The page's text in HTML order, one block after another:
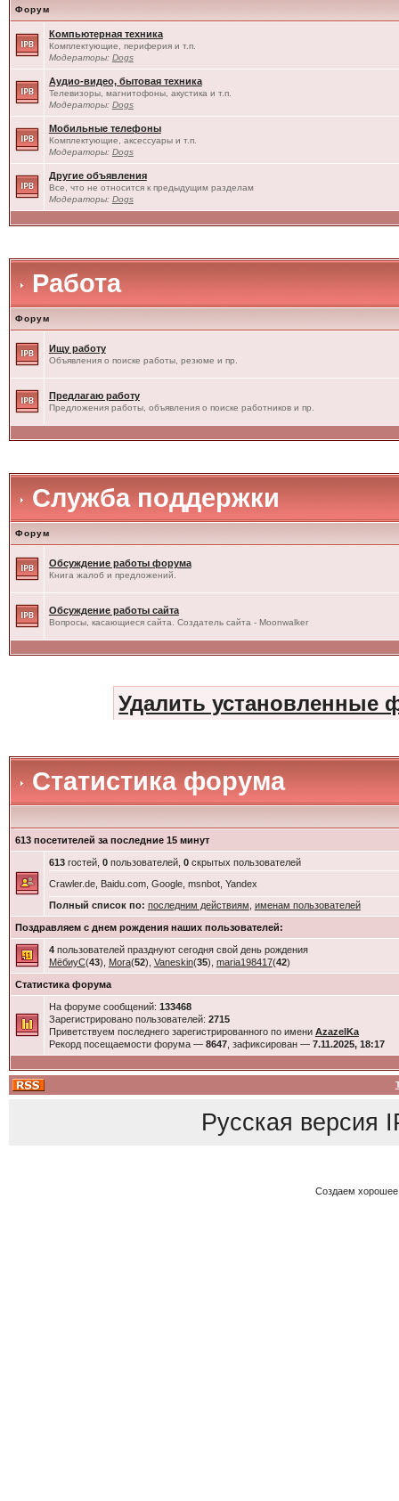
Форум
Компьютерная техника
Комплектующие, периферия и т.п.
Модераторы: Dogs
Аудио-видео, бытовая техника
Телевизоры, магнитофоны, акустика и т.п.
Модераторы: Dogs
Мобильные телефоны
Комплектующие, аксессуары и т.п.
Модераторы: Dogs
Другие объявления
Все, что не относится к предыдущим разделам
Модераторы: Dogs
Работа
Форум
Ищу работу
Объявления о поиске работы, резюме и пр.
Предлагаю работу
Предложения работы, объявления о поиске работников и пр.
Служба поддержки
Форум
Обсуждение работы форума
Книга жалоб и предложений.
Обсуждение работы сайта
Вопросы, касающиеся сайта. Создатель сайта - Moonwalker
Удалить установленные
Статистика форума
613 посетителей за последние 15 минут
613гостей, 0пользователей, 0скрытых пользователей
Crawler.de, Baidu.com, Google, msnbot, Yandex
Полный список по: последним действиям именам пользователей
Поздравляем с днем рождения наших пользователей:
4пользователей празднуют сегодня свой день рождения
МёбиуС(43), Mora(52), Vaneskin(35), maria198417(42)
Статистика форума
На форуме сообщений: 133468
Зарегистрировано пользователей: 2715
Приветствуем последнего зарегистрированного по имени AzazelKa
Рекорд посещаемости форума — 8647, зафиксирован — 7.11.2025, 18:17
Русская версия
Создаем